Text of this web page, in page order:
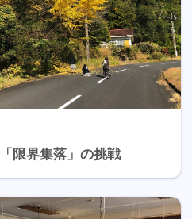
限界集落」の挑戦